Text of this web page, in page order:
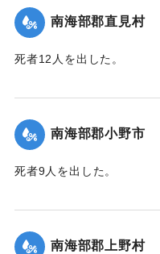
｜固有コード: 00481059
南海部郡直見村
死者12人を出した。
｜固有コード: 00481060
南海部郡小野市
死者9人を出した。
｜固有コード: 00481061
南海部郡上野村